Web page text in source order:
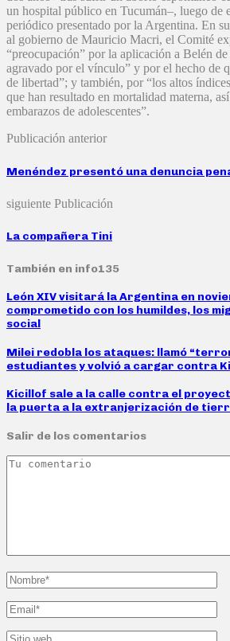
un hospital público en Tucumán–, luego de
periódico presentado por la Argentina. En
al gobierno de Mauricio Macri, el Comité
“preocupación” por la aplicación a Belén
agravado por el vínculo” y por el hecho de
de libertad”; y también, por “los altos
que han resultado en mortalidad materna,
embarazos de adolescentes”.
Publicación anterior
Menéndez presentó una denuncia
siguiente Publicación
La compañera Tini
También en info135
León XIV visitará la Argentina en
comprometido con los humildes, los
social
Milei redobla los ataques: llamó
estudiantes y volvió a cargar contra
Kicillof sale a la calle contra el
la puerta a la extranjerización de
Salir de los comentarios